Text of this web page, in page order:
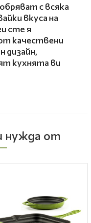
нужда от
с всяка
вкуса на
сте я
качествени
дизайн,
кухнята ви